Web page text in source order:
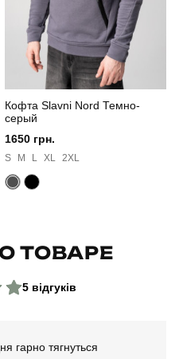
15% поліестер, 5% еластан
Кофта Slavni Nord Темно-
серый
1650 грн.
S M L XL 2XL
ТОВАРЕ
5 відгуків
гарно тягнуться